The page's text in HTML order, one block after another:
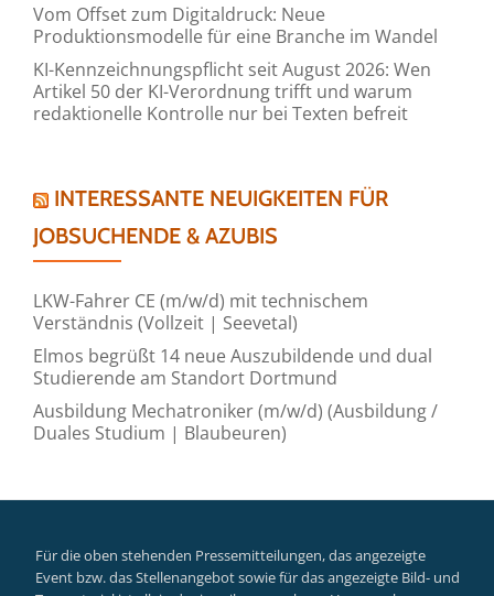
Vom Offset zum Digitaldruck: Neue
Produktionsmodelle für eine Branche im Wandel
KI-Kennzeichnungspflicht seit August 2026: Wen
Artikel 50 der KI-Verordnung trifft und warum
redaktionelle Kontrolle nur bei Texten befreit
INTERESSANTE NEUIGKEITEN FÜR
JOBSUCHENDE & AZUBIS
LKW-Fahrer CE (m/w/d) mit technischem
Verständnis (Vollzeit | Seevetal)
Elmos begrüßt 14 neue Auszubildende und dual
Studierende am Standort Dortmund
Ausbildung Mechatroniker (m/w/d) (Ausbildung /
Duales Studium | Blaubeuren)
Für die oben stehenden Pressemitteilungen, das angezeigte
Event bzw. das Stellenangebot sowie für das angezeigte Bild- und